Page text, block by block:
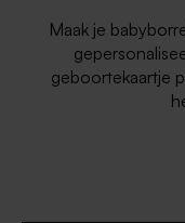
Maak je
geboortekaartje